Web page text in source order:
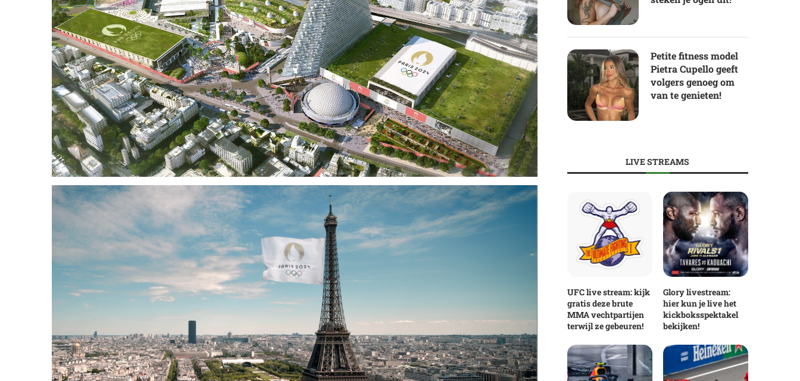
Petite fitness model
Pietra Cupello geeft
volgers genoeg om
van te genieten!
LIVE STREAMS
UFC live stream: kijk
gratis deze brute
MMA vechtpartijen
terwijl ze gebeuren!
Glory livestream:
hier kun je live het
kickboksspektakel
bekijken!